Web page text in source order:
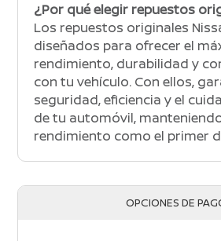
¿Por qué elegir repuestos
Los repuestos originales
diseñados para ofrecer el
rendimiento, durabilidad y
con tu vehículo. Con ellos,
seguridad, eficiencia y el
de tu automóvil,
rendimiento como el primer
OPCIONES DE